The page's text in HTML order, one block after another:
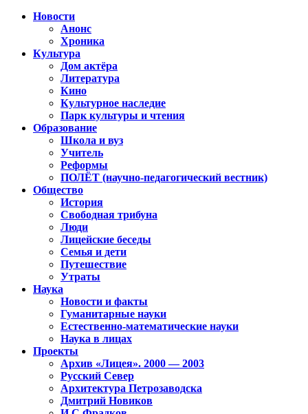
Новости
Анонс
Хроника
Культура
Дом актёра
Литература
Кино
Культурное наследие
Парк культуры и чтения
Образование
Школа и вуз
Учитель
Реформы
ПОЛЁТ (научно-педагогический вестник)
Общество
История
Свободная трибуна
Люди
Лицейские беседы
Семья и дети
Путешествие
Утраты
Наука
Новости и факты
Гуманитарные науки
Естественно-математические науки
Наука в лицах
Проекты
Архив «Лицея». 2000 — 2003
Русский Север
Архитектура Петрозаводска
Дмитрий Новиков